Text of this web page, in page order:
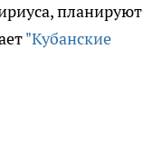
планируют
"Кубанские